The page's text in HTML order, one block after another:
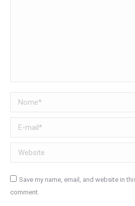
Nome *
E-mail *
Website
Save my name, email, and website in
comment.